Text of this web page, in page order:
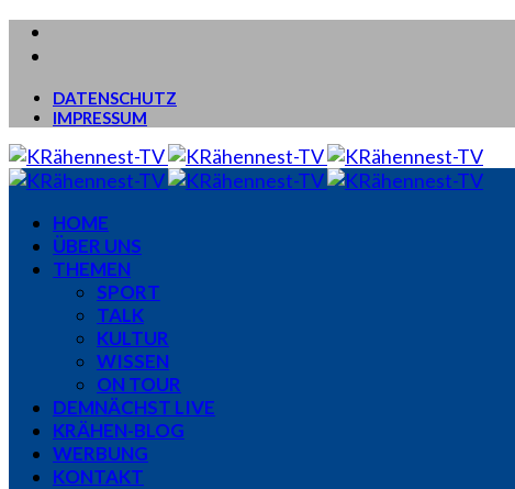
DATENSCHUTZ
IMPRESSUM
HOME
ÜBER UNS
THEMEN
SPORT
TALK
KULTUR
WISSEN
ON TOUR
DEMNÄCHST LIVE
KRÄHEN-BLOG
WERBUNG
KONTAKT